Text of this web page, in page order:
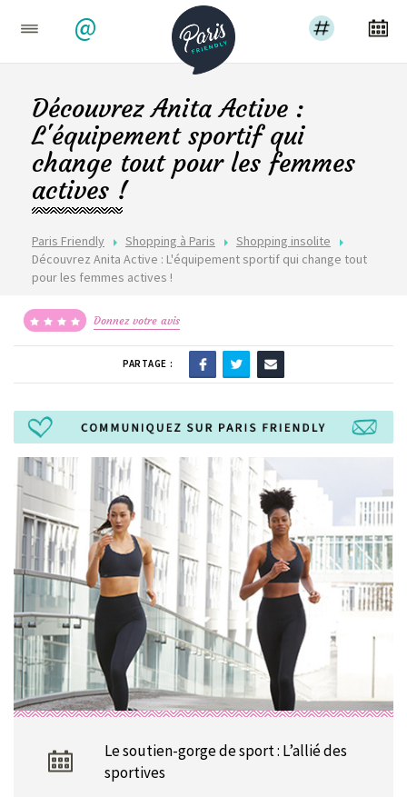
@
Paris Friendly Shopping à Paris
Shopping insolite
Découvrez Anita Active : L'équipement sportif qui change tout
pour les femmes actives !
Découvrez Anita Active :
L'équipement sportif qui
change tout pour les femmes
actives !
Donnez votre avis
PARTAGE :
Le soutien-gorge de sport : L’allié des
sportives